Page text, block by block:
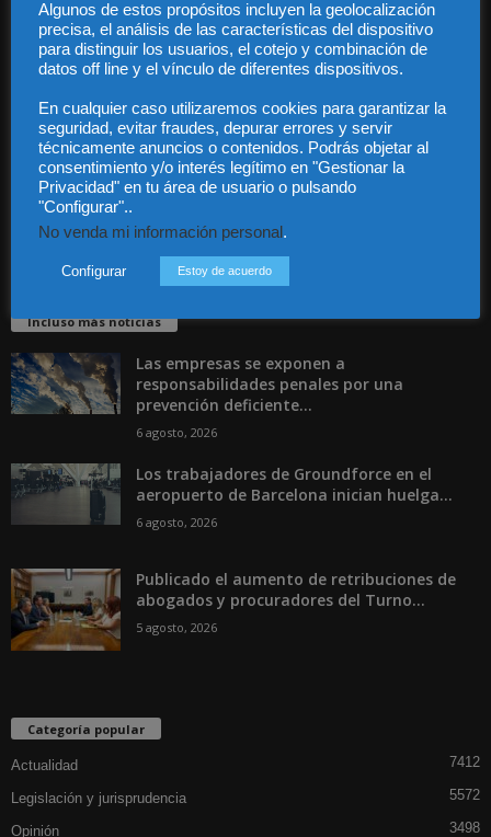
Quiénes somos
Legal
Privacidad
Guía Colaboradores
Contáctanos:info@diariojuridico.com
Incluso más noticias
Las empresas se exponen a
responsabilidades penales por una
prevención deficiente...
6 agosto, 2026
Los trabajadores de Groundforce en el
aeropuerto de Barcelona inician huelga...
6 agosto, 2026
Publicado el aumento de retribuciones de
abogados y procuradores del Turno...
5 agosto, 2026
Categoría popular
Actualidad 7412
Legislación y jurisprudencia 5572
Opinión 3498
Algunos de estos propósitos incluyen la geolocalización
precisa, el análisis de las características del dispositivo
para distinguir los usuarios, el cotejo y combinación de
datos off line y el vínculo de diferentes dispositivos.
En cualquier caso utilizaremos cookies para garantizar la
seguridad, evitar fraudes, depurar errores y servir
técnicamente anuncios o contenidos. Podrás objetar al
consentimiento y/o interés legítimo en "Gestionar la
Privacidad" en tu área de usuario o pulsando
"Configurar"..
No venda mi información personal .
Configurar Estoy de acuerdo